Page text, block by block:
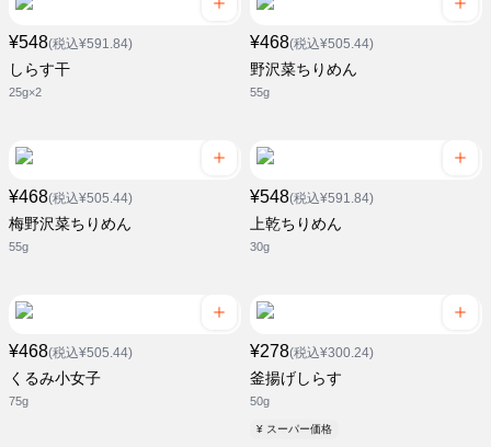
¥548(税込¥591.84)
しらす干
25g×2
¥468(税込¥505.44)
野沢菜ちりめん
55g
¥468(税込¥505.44)
梅野沢菜ちりめん
55g
¥548(税込¥591.84)
上乾ちりめん
30g
¥468(税込¥505.44)
くるみ小女子
75g
¥278(税込¥300.24)
釜揚げしらす
50g
¥ スーパー価格